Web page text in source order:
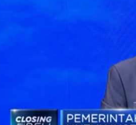
Simak informasi selengkapnya di
#pln #listrik #corona